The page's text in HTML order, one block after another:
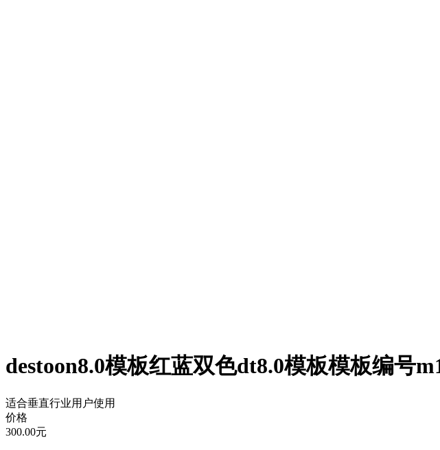
destoon8.0模板红蓝双色dt8.0模板模板编号
适合垂直行业用户使用
价格
300.00元